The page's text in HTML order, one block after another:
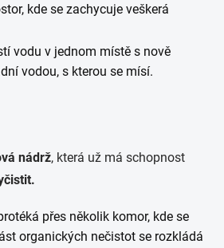
kde se zachycuje veškerá
vodu v jednom místě s nově
vodou, s kterou se mísí.
nádrž, která už má schopnost
přes několik komor, kde se
organických nečistot se rozkládá